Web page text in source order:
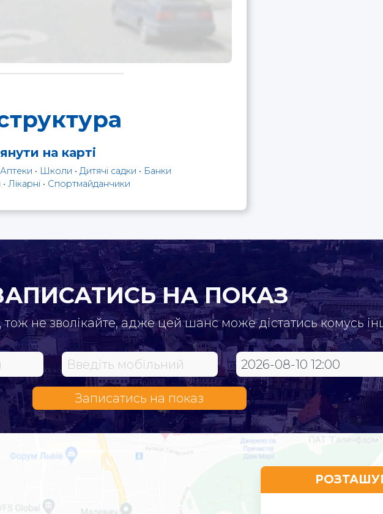
на карті
Аптеки • Школи • Дитячі садки • Банки
• Лікарні • Спортмайданчики
НА ПОКАЗ
тож не зволікайте, адже цей шанс може дістатись комусь
Записатись на показ